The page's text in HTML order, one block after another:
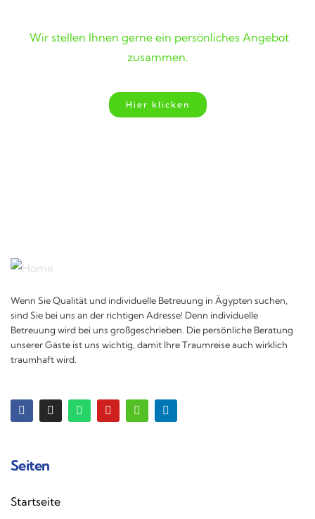
Wir stellen Ihnen gerne ein persönliches Angebot
zusammen.
Hier klicken
Wenn Sie Qualität und individuelle Betreuung in Ägypten suchen,
sind Sie bei uns an der richtigen Adresse! Denn individuelle
Betreuung wird bei uns großgeschrieben. Die persönliche Beratung
unserer Gäste ist uns wichtig, damit Ihre Traumreise auch wirklich
traumhaft wird.
Seiten
Startseite